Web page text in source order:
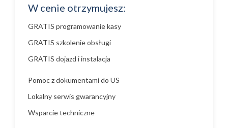
W cenie otrzymujesz:
GRATIS programowanie kasy
GRATIS szkolenie obsługi
GRATIS dojazd i instalacja
Pomoc z dokumentami do US
Lokalny serwis gwarancyjny
Wsparcie techniczne